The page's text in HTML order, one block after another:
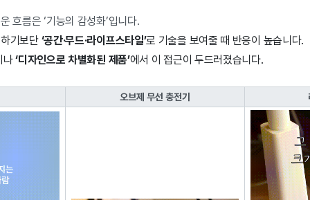
흐름은 ‘기능의 감성화’입니다.
기보단 ‘공간·무드·라이프스타일’로 기술을 보여줄 때 반응이 높습니다.
나‘디자인으로 차별화된 제품’에서 이 접근이 두드러졌습니다.
오브제 무선 충전기